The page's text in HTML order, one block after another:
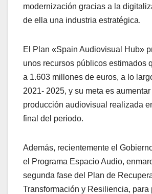
modernización gracias a la
de ella una industria estratégica.
El Plan «Spain Audiovisual Hub»
unos recursos públicos estimados
a 1.603 millones de euros, a lo
2021- 2025, y su meta es
producción audiovisual realizada
final del periodo.
Además, recientemente el
el Programa Espacio Audio,
segunda fase del Plan de
Transformación y Resiliencia, para